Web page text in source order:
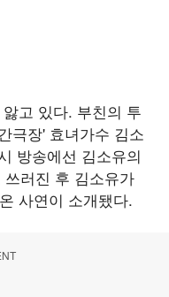
고 있다. 부친의 투
극장' 효녀가수 김소
방송에선 김소유의
러진 후 김소유가
사연이 소개됐다.